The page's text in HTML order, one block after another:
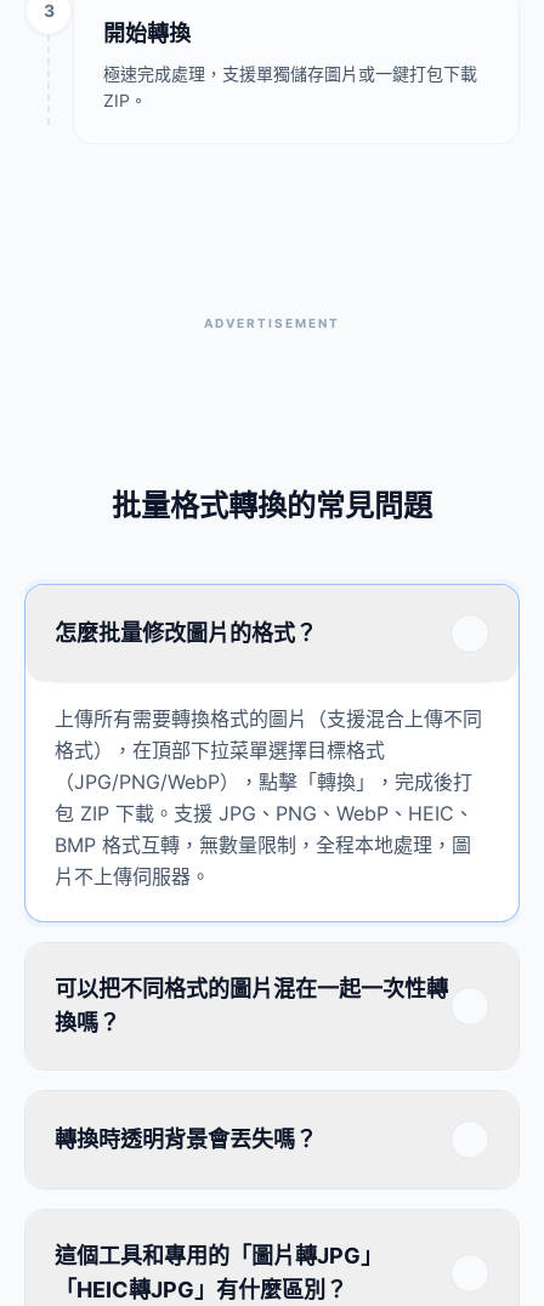
3
開始轉換
極速完成處理，支援單獨儲存圖片或一鍵打包下載
ZIP。
ADVERTISEMENT
批量格式轉換的常見問題
怎麼批量修改圖片的格式？
上傳所有需要轉換格式的圖片（支援混合上傳不同
格式），在頂部下拉菜單選擇目標格式
（JPG/PNG/WebP），點擊「轉換」，完成後打
包 ZIP 下載。支援 JPG、PNG、WebP、HEIC、
BMP 格式互轉，無數量限制，全程本地處理，圖
片不上傳伺服器。
可以把不同格式的圖片混在一起一次性轉
換嗎？
轉換時透明背景會丟失嗎？
這個工具和專用的「圖片轉JPG」
「HEIC轉JPG」有什麼區別？